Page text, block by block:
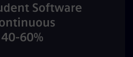
Software
60%